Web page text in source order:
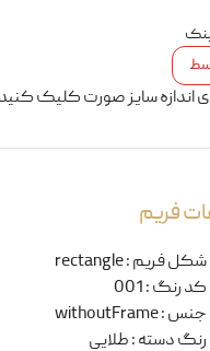
اندازه سایز صورت کلیک کنید
فریم
شکل فریم:
rectangle
کد رنگ:
001
جنس:
withoutFrame
رنگ دسته:طلایی